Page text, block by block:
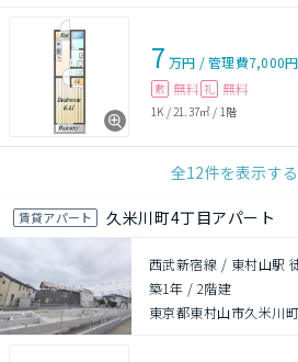
7 万円 /管理費7,000円
敷 無料 礼 無料
1K / 21.37㎡ / 1階
全12件を表示する
賃貸アパート 久米川町4丁目アパート
西武新宿線 / 東村山駅
築1年 / 2階建
東京都東村山市久米川